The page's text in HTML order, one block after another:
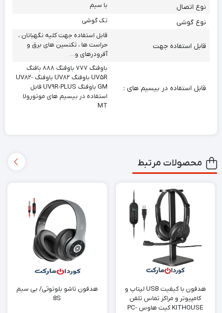
نوع اتصال با سیم
نوع گوشی تک گوشی
قابل استفاده جهت
قابل استفاده جهت کلیه نگهبانان ،
حراست ها ، تکنسین های برق و
آفرودرهای و…
قابل استفاده در بیسیم های :
باوفنگ ۷۷۷ باوفنگ ۸۸۸ بافنگ
UV۵R باوفنگ UV۸۲ باوفنگ UV۸۲-
GM باوفنگ UV۹R-PLUS قابل
استفاده در بیسیم های موتورولا
MT
محصولات مرتبط
هدفون با کیفیت USB لپتاپ و
کامپیوتر و مراکز تماس تلفن
KITHOUSE کیت هاوس PC-
هدفون تاشو بلوتوثی/ بی سیم
8S